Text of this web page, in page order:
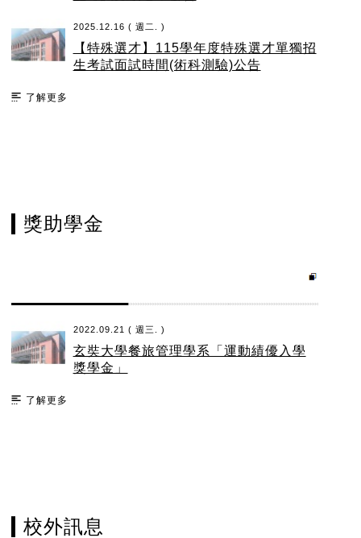
2025.12.16 ( 週二. )
【特殊選才】115學年度特殊選才單獨招
生考試面試時間(術科測驗)公告
了解更多
獎助學金
2022.09.21 ( 週三. )
玄奘大學餐旅管理學系「運動績優入學
獎學金」
了解更多
校外訊息